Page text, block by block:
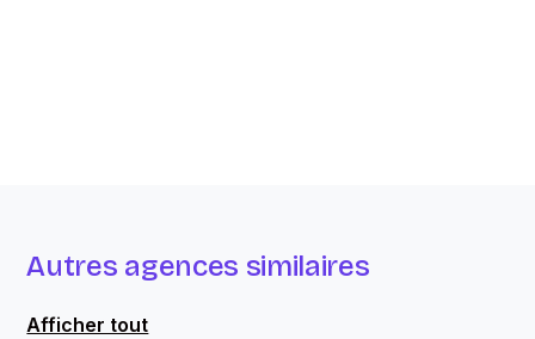
Autres agences similaires
Afficher tout